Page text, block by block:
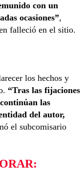
con un
ocasiones”,
falleció en el sitio.
los hechos y
“Tras las fijaciones
las
del autor,
el subcomisario